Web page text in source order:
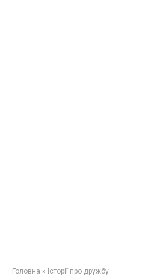
Головна » Історії про дружбу